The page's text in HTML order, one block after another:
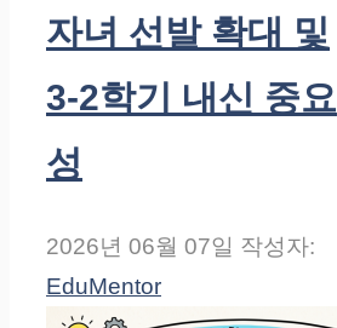
자녀 선발 확대 및
3-2학기 내신 중요
성
2026년 06월 07일 작성자:
EduMentor